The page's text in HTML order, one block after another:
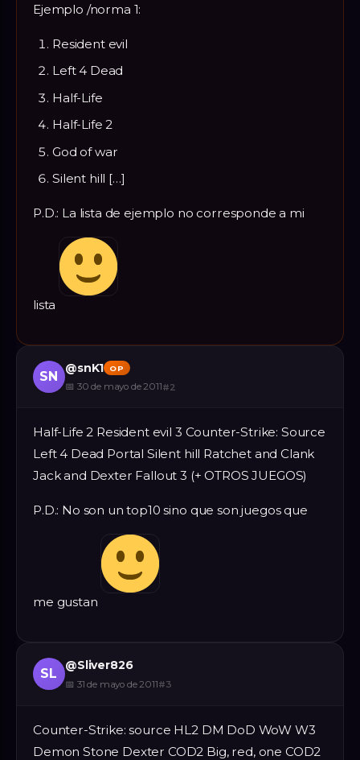
Ejemplo /norma 1:
Resident evil
Left 4 Dead
Half-Life
Half-Life 2
God of war
Silent hill […]
P.D.: La lista de ejemplo no corresponde a mi
lista
SN
@snK1 OP
📅 30 de mayo de 2011#2
Half-Life 2 Resident evil 3 Counter-Strike: Source
Left 4 Dead Portal Silent hill Ratchet and Clank
Jack and Dexter Fallout 3 (+ OTROS JUEGOS)
P.D.: No son un top10 sino que son juegos que
me gustan
SL
@Sliver826
📅 31 de mayo de 2011#3
Counter-Strike: source HL2 DM DoD WoW W3
Demon Stone Dexter COD2 Big, red, one COD2